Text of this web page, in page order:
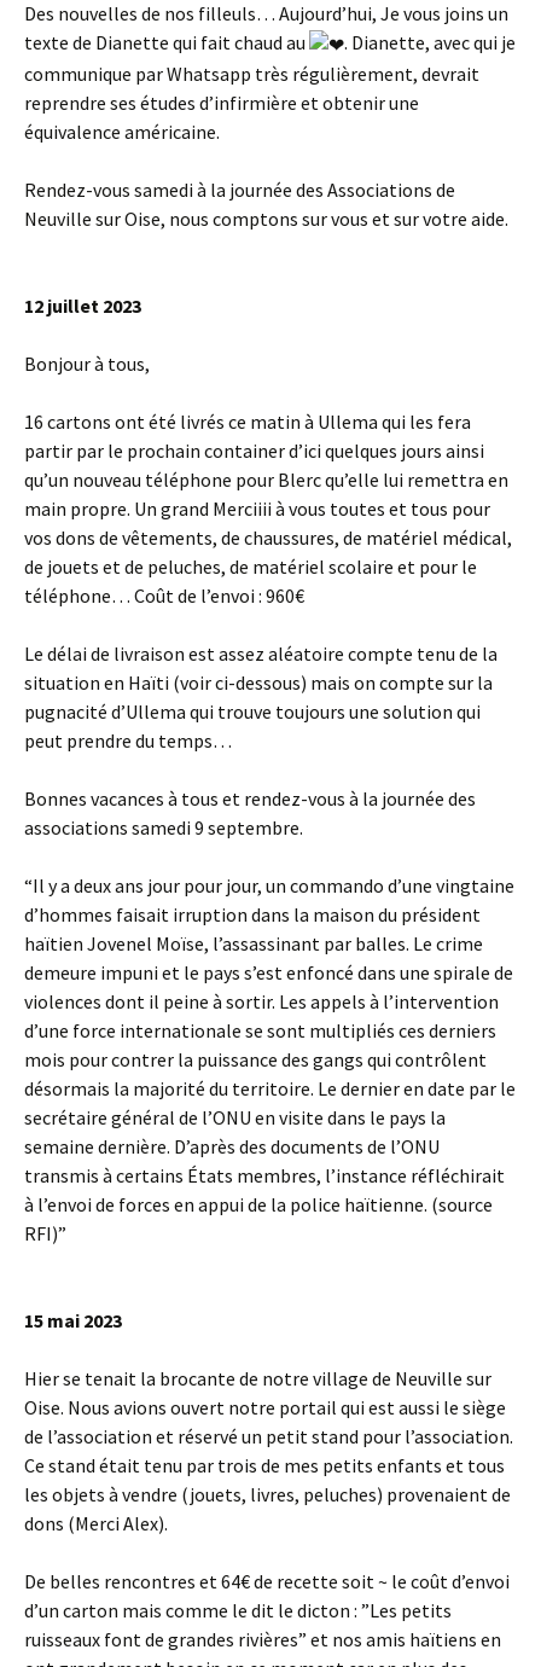
Des nouvelles de nos filleuls… Aujourd’hui, Je vous joins un
texte de Dianette qui fait chaud au
. Dianette, avec qui je
communique par Whatsapp très régulièrement, devrait
reprendre ses études d’infirmière et obtenir une
équivalence américaine.
Rendez-vous samedi à la journée des Associations de
Neuville sur Oise, nous comptons sur vous et sur votre aide.
12 juillet 2023
Bonjour à tous,
16 cartons ont été livrés ce matin à Ullema qui les fera
partir par le prochain container d’ici quelques jours ainsi
qu’un nouveau téléphone pour Blerc qu’elle lui remettra en
main propre. Un grand Merciiii à vous toutes et tous pour
vos dons de vêtements, de chaussures, de matériel médical,
de jouets et de peluches, de matériel scolaire et pour le
téléphone… Coût de l’envoi : 960€
Le délai de livraison est assez aléatoire compte tenu de la
situation en Haïti (voir ci-dessous) mais on compte sur la
pugnacité d’Ullema qui trouve toujours une solution qui
peut prendre du temps…
Bonnes vacances à tous et rendez-vous à la journée des
associations samedi 9 septembre.
“Il y a deux ans jour pour jour, un commando d’une vingtaine
d’hommes faisait irruption dans la maison du président
haïtien Jovenel Moïse, l’assassinant par balles. Le crime
demeure impuni et le pays s’est enfoncé dans une spirale de
violences dont il peine à sortir. Les appels à l’intervention
d’une force internationale se sont multipliés ces derniers
mois pour contrer la puissance des gangs qui contrôlent
désormais la majorité du territoire. Le dernier en date par le
secrétaire général de l’ONU en visite dans le pays la
semaine dernière. D’après des documents de l’ONU
transmis à certains États membres, l’instance réfléchirait
à l’envoi de forces en appui de la police haïtienne. (source
RFI)”
15 mai 2023
Hier se tenait la brocante de notre village de Neuville sur
Oise. Nous avions ouvert notre portail qui est aussi le siège
de l’association et réservé un petit stand pour l’association.
Ce stand était tenu par trois de mes petits enfants et tous
les objets à vendre (jouets, livres, peluches) provenaient de
dons (Merci Alex).
De belles rencontres et 64€ de recette soit ~ le coût d’envoi
d’un carton mais comme le dit le dicton : ”Les petits
ruisseaux font de grandes rivières” et nos amis haïtiens en